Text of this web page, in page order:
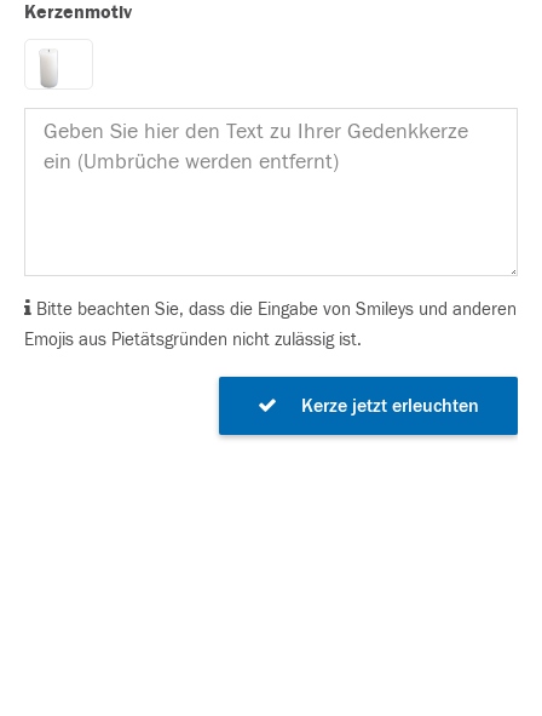
Kerzenmotiv
Bitte beachten Sie, dass die Eingabe von Smileys und anderen
Emojis aus Pietätsgründen nicht zulässig ist.
Kerze jetzt erleuchten